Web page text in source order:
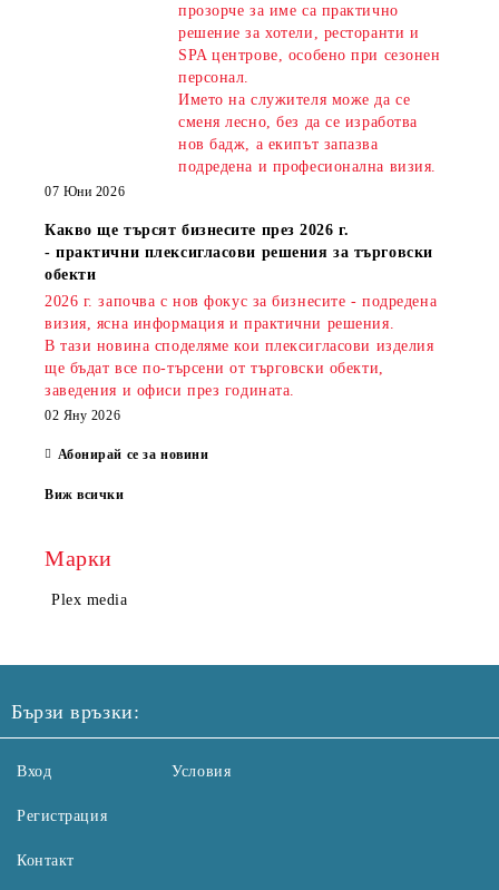
прозорче за име са практично
решение за хотели, ресторанти и
SPA центрове, особено при сезонен
персонал.
Името на служителя може да се
сменя лесно, без да се изработва
нов бадж, а екипът запазва
подредена и професионална визия.
07 Юни 2026
Какво ще търсят бизнесите през 2026 г.
- практични плексигласови решения за търговски
обекти
2026 г. започва с нов фокус за бизнесите - подредена
визия, ясна информация и практични решения.
В тази новина споделяме кои плексигласови изделия
ще бъдат все по-търсени от търговски обекти,
заведения и офиси през годината.
02 Яну 2026
Абонирай се за новини
Виж всички
Марки
Plex media
Бързи връзки:
Вход
Регистрация
Контакт
Условия